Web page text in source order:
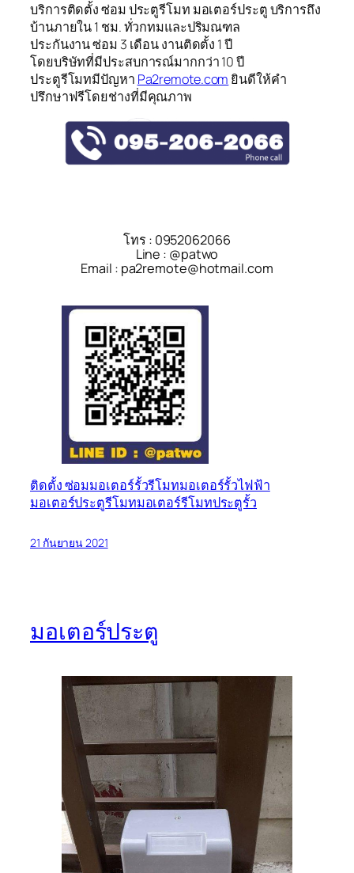
บริการติดตั้ง ซ่อม ประตูรีโมท มอเตอร์ประตู บริการถึง
บ้านภายใน 1 ชม. ทั่วกทมและปริมณฑล
ประกันงาน ซ่อม 3 เดือน งานติดตั้ง 1 ปี
โดยบริษัทที่มีประสบการณ์มากกว่า 10 ปี
ประตูรีโมทมีปัญหา Pa2remote.com ยินดีให้คำ
ปรึกษาฟรีโดยช่างที่มีคุณภาพ
โทร : 0952062066
Line : @patwo
Email : pa2remote@hotmail.com
ติดตั้ง ซ่อมมอเตอร์รั้วรีโมทมอเตอร์รั้วไฟฟ้า
มอเตอร์ประตูรีโมทมอเตอร์รีโมทประตูรั้ว
21 กันยายน 2021
มอเตอร์ประตู